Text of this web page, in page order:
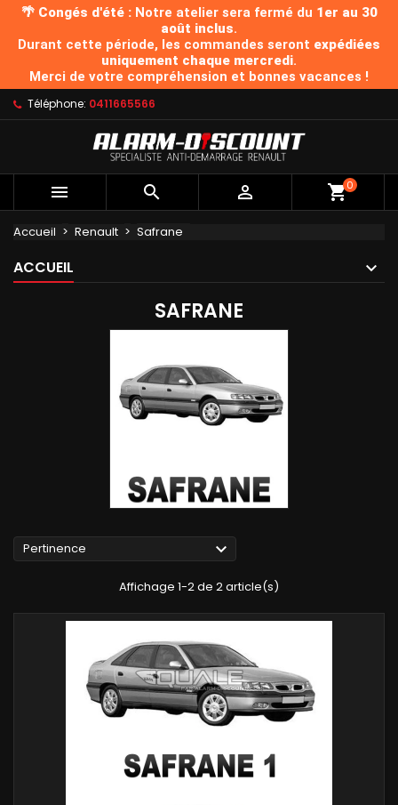
🌴 Congés d'été :Notre atelier sera fermé du 1er au 30
août inclus.
Durant cette période, les commandes seront expédiées
uniquement chaque mercredi.
Merci de votre compréhension et bonnes vacances !
Téléphone: 0411665566
   0
Accueil Renault Safrane
ACCUEIL
SAFRANE
Pertinence 
Affichage 1-2 de 2 article(s)